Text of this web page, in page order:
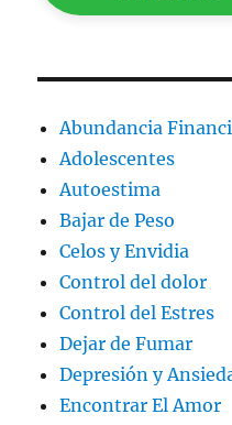
Abundancia
Adolescentes
Autoestima
Bajar de Peso
Celos y Envidia
Control del dolor
Control del Estres
Dejar de Fumar
Depresión y
Encontrar El Amor